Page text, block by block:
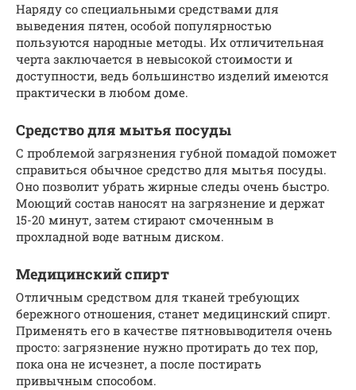
Наряду со специальными средствами для
выведения пятен, особой популярностью
пользуются народные методы. Их отличительная
черта заключается в невысокой стоимости и
доступности, ведь большинство изделий имеются
практически в любом доме.
Средство для мытья посуды
С проблемой загрязнения губной помадой поможет
справиться обычное средство для мытья посуды.
Оно позволит убрать жирные следы очень быстро.
Моющий состав наносят на загрязнение и держат
15-20 минут, затем стирают смоченным в
прохладной воде ватным диском.
Медицинский спирт
Отличным средством для тканей требующих
бережного отношения, станет медицинский спирт.
Применять его в качестве пятновыводителя очень
просто: загрязнение нужно протирать до тех пор,
пока она не исчезнет, а после постирать
привычным способом.